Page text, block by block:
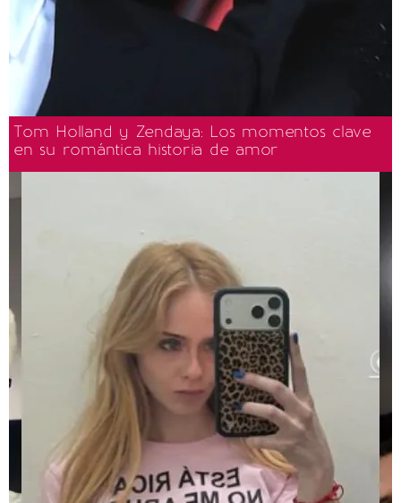
Tom Holland y Zendaya: Los momentos clave
en su romántica historia de amor